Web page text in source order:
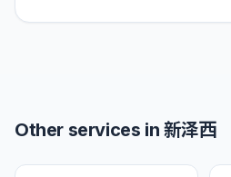
Other services in 新泽西